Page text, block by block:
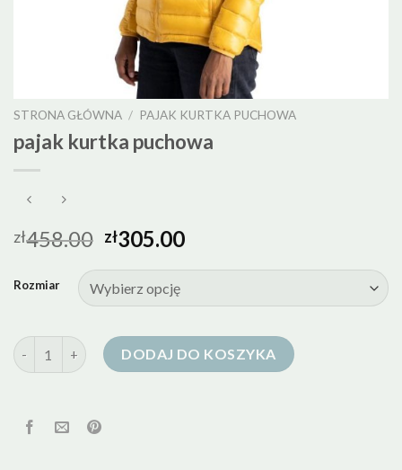
STRONA GŁÓWNA / PAJAK KURTKA PUCHOWA
pajak kurtka puchowa
zł458.00 zł305.00
Rozmiar
ilość pajak kurtka puchowaDODAJ DO KOSZYKA